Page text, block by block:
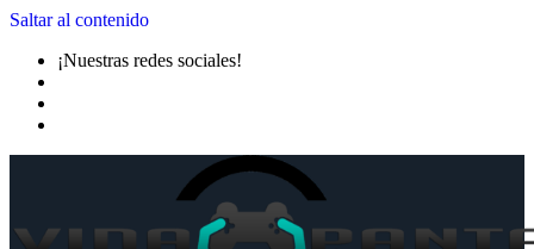
Saltar al contenido
¡Nuestras redes sociales!